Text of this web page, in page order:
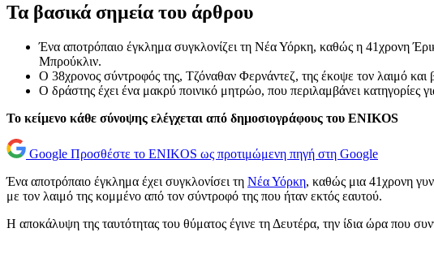
Τα βασικά σημεία του άρθρου
Ένα αποτρόπαιο έγκλημα συγκλονίζει τη Νέα Υόρκη, καθώς η 41χρονη
Μπρούκλιν.
Ο 38χρονος σύντροφός της, Τζόναθαν Φερνάντεζ, της έκοψε τον λαιμό
Ο δράστης έχει ένα μακρύ ποινικό μητρώο, που περιλαμβάνει κατηγορίες
Το κείμενο κάθε σύνοψης ελέγχεται από δημοσιογράφους του ENIKOS
Google Προσθέστε το ENIKOS ως προτιμώμενη πηγή στη Google
Ένα αποτρόπαιο έγκλημα έχει συγκλονίσει τη Νέα Υόρκη, καθώς μια 41χρονη
με τον λαιμό της κομμένο από τον σύντροφό της που ήταν εκτός εαυτού.
Η αποκάλυψη της ταυτότητας του θύματος έγινε τη Δευτέρα, την ίδια ώρα που